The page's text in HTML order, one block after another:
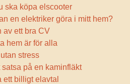
ska köpa elscooter
en elektriker göra i mitt hem?
av ett bra CV
hem är för alla
stress
satsa på en kaminfläkt
ett billigt elavtal